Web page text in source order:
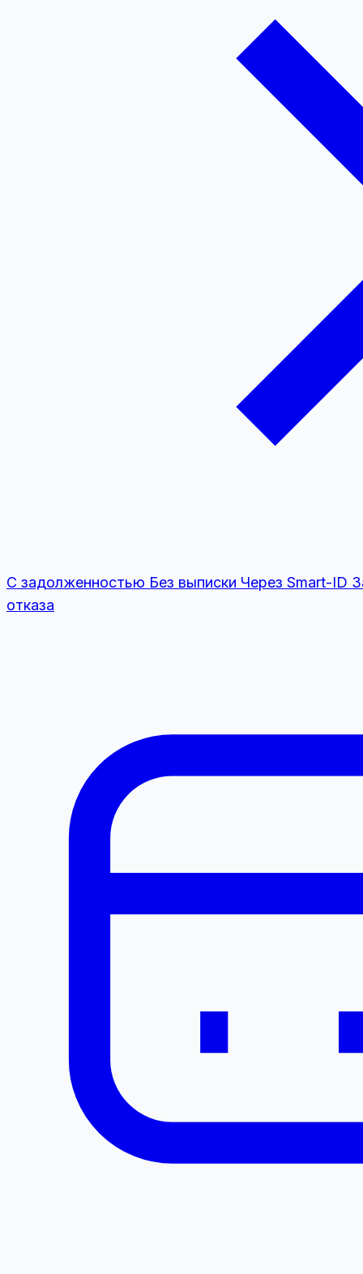
С задолженностью Без выписки Через Smart-ID
отказа